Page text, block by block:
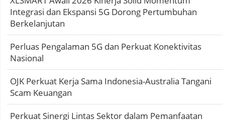
Integrasi dan Ekspansi 5G Dorong Pertumbuhan
Berkelanjutan
Perluas Pengalaman 5G dan Perkuat Konektivitas
Nasional
OJK Perkuat Kerja Sama Indonesia-Australia Tangani
Scam Keuangan
Perkuat Sinergi Lintas Sektor dalam Pemanfaatan